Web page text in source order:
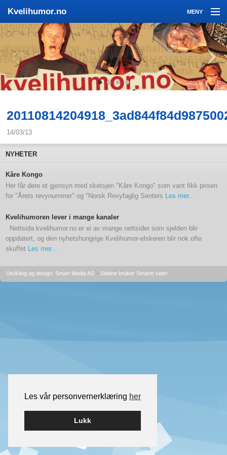
Les vår personvernerklæring her
Lukk
Kvelihumor.no MENY
Kvelihumor
Sigmund
3 x Kveli og 1 Kvemo
Nyheter
Video
14/03/13
NYHETER
Kåre Kongo
Her får dere et gjensyn med sketsjen "Kåre Kongo" som vant fikk prisen
for "Årets revynummer" og "Norsk Revyfaglig Senters Les mer...
Kvelihumoren lever i mange kanaler
Nettsida kvelihumor.no er ei av mange nettsider som sjelden blir
oppdatert, og den nyhetshungrige Kvelihumor-elskeren blir nok ofte
skuffet Les mer...
Utvikling og design: Smart Media AS - Sidene bruker Smarte sider